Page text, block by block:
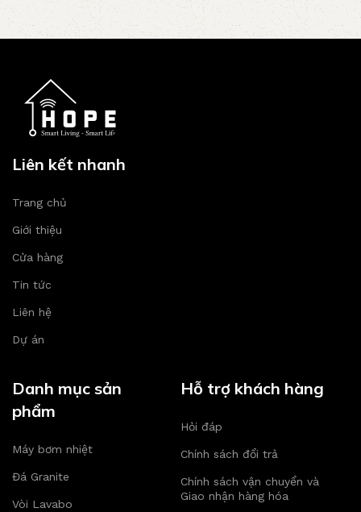
Liên kết nhanh
Trang chủ
Giới thiệu
Cửa hàng
Tin tức
Liên hệ
Dự án
Danh mục sản
phẩm
Máy bơm nhiệt
Đá Granite
Vòi Lavabo
Hỗ trợ khách hàng
Hỏi đáp
Chính sách đổi trả
Chính sách vận chuyển và
Giao nhận hàng hóa